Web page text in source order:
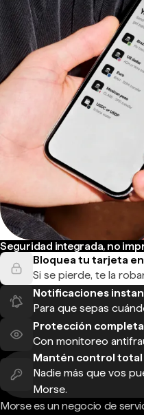
Seguridad integrada, no
Bloquea tu tarjeta
Si se pierde, te la
Notificaciones
Para que sepas
Protección
Con monitoreo
Mantén control
Nadie más que vos
Morse.
Morse es un negocio de